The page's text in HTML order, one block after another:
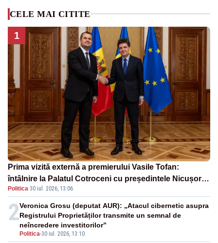
CELE MAI CITITE
1
Prima vizită externă a premierului Vasile Tofan:
întâlnire la Palatul Cotroceni cu președintele Nicușor
Dan
Politica·30 iul. 2026, 13:06
2
Politica-30 iul. 2026, 13:10
Veronica Grosu (deputat AUR): „Atacul cibernetic asupra
Registrului Proprietăților transmite un semnal de
neîncredere investitorilor”